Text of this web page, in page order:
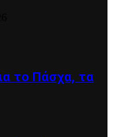
το Πάσχα, τα